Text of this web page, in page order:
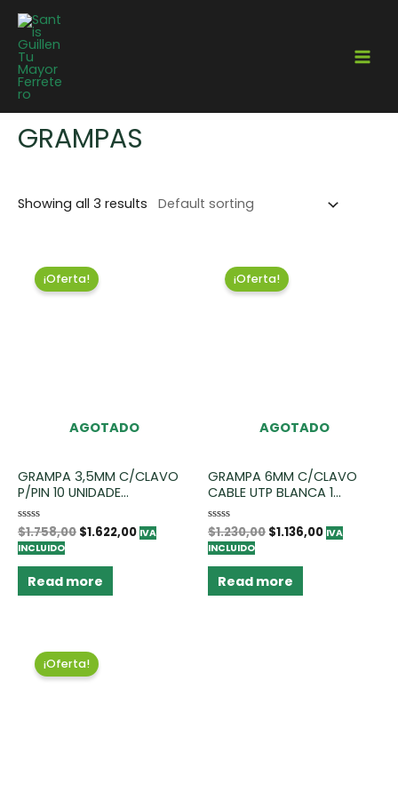
Home
GRAMPAS
Showing all 3 results
AGOTADO
¡Oferta!
GRAMPA 3,5MM C/CLAVO
P/PIN 10 UNIDADE...
Rated
0
out
$1.758,00 $1.622,00 IVA
INCLUIDO
Read more
AGOTADO
¡Oferta!
GRAMPA 6MM C/CLAVO
CABLE UTP BLANCA 1...
Rated
0
out
$1.230,00 $1.136,00 IVA
INCLUIDO
Read more
¡Oferta!